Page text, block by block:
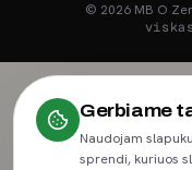
© 2026 MB O
Gerbiame
Naudojam
sprendi, kuriuos